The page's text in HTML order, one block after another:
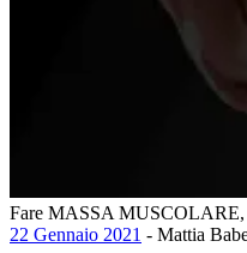
Fare MASSA MUSCOLARE,
22 Gennaio 2021 - Mattia